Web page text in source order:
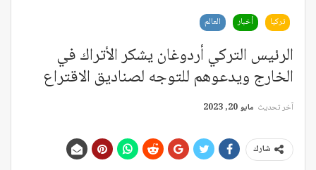
تركيا أخبار العالم
الرئيس التركي أردوغان يشكر الأتراك في
الخارج ويدعوهم للتوجه لصناديق الاقتراع
آخر تحديث مايو 20, 2023
شارك